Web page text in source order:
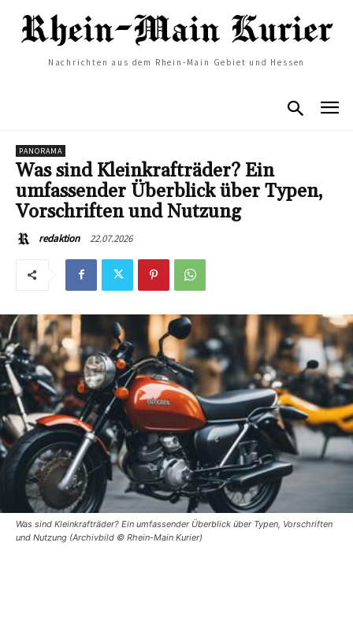
Nachrichten aus dem Rhein-Main Gebiet und Hessen
PANORAMA
Was sind Kleinkrafträder? Ein
umfassender Überblick über Typen,
Vorschriften und Nutzung
redaktion 22.07.2026
Was sind Kleinkrafträder? Ein umfassender Überblick über Typen, Vorschriften
und Nutzung (Archivbild © Rhein-Main Kurier)